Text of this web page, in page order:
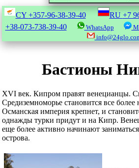
CY +357-96-38-39-40 RU +7
+38-073-738-39-40
WhatsApp
Бастионы
XVI век. Кипром правят венецианцы.
Средиземноморье становится все
Османская империя крепнет, и
однажды турки придут и на Кипр.
еще более активно начинают
острова.